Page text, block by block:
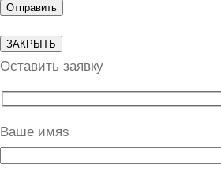
ЗАКРЫТЬ
Оставить заявку
Ваше имяs